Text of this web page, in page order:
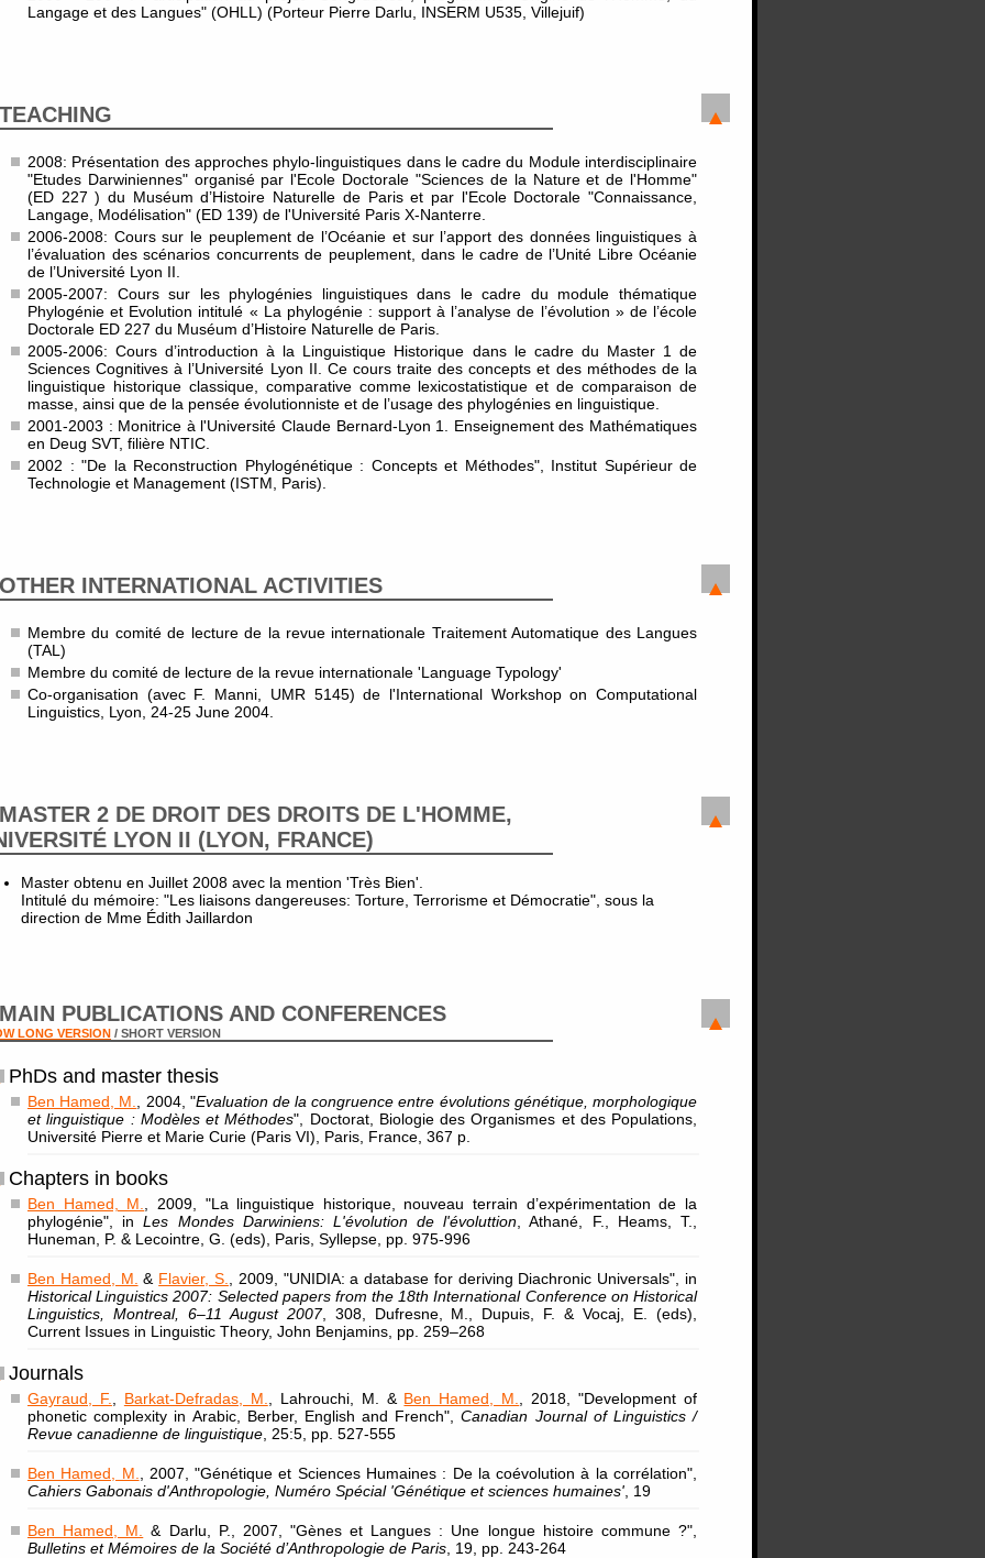
Langage et des Langues" (OHLL) (Porteur Pierre Darlu, INSERM U535, Villejuif)
TEACHING
2008: Présentation des approches phylo-linguistiques dans le cadre du Module interdisciplinaire
"Etudes Darwiniennes" organisé par l'Ecole Doctorale "Sciences de la Nature et de l'Homme"
(ED 227 ) du Muséum d’Histoire Naturelle de Paris et par l'Ecole Doctorale "Connaissance,
Langage, Modélisation" (ED 139) de l'Université Paris X-Nanterre.
2006-2008: Cours sur le peuplement de l’Océanie et sur l’apport des données linguistiques à
l’évaluation des scénarios concurrents de peuplement, dans le cadre de l’Unité Libre Océanie
de l’Université Lyon II.
2005-2007: Cours sur les phylogénies linguistiques dans le cadre du module thématique
Phylogénie et Evolution intitulé « La phylogénie : support à l’analyse de l’évolution » de l’école
Doctorale ED 227 du Muséum d’Histoire Naturelle de Paris.
2005-2006: Cours d’introduction à la Linguistique Historique dans le cadre du Master 1 de
Sciences Cognitives à l’Université Lyon II. Ce cours traite des concepts et des méthodes de la
linguistique historique classique, comparative comme lexicostatistique et de comparaison de
masse, ainsi que de la pensée évolutionniste et de l’usage des phylogénies en linguistique.
2001-2003 : Monitrice à l'Université Claude Bernard-Lyon 1. Enseignement des Mathématiques
en Deug SVT, filière NTIC.
2002 : "De la Reconstruction Phylogénétique : Concepts et Méthodes", Institut Supérieur de
Technologie et Management (ISTM, Paris).
OTHER INTERNATIONAL ACTIVITIES
Membre du comité de lecture de la revue internationale Traitement Automatique des Langues
(TAL)
Membre du comité de lecture de la revue internationale 'Language Typology'
Co-organisation (avec F. Manni, UMR 5145) de l'International Workshop on Computational
Linguistics, Lyon, 24-25 June 2004.
MASTER 2 DE DROIT DES DROITS DE L'HOMME,
LYON II (LYON, FRANCE)
Master obtenu en Juillet 2008 avec la mention 'Très Bien'.
Intitulé du mémoire: "Les liaisons dangereuses: Torture, Terrorisme et Démocratie", sous la
direction de Mme Édith Jaillardon
MAIN PUBLICATIONS AND CONFERENCES
LONG VERSION / SHORT VERSION
PhDs and master thesis
Ben Hamed, M. , 2004, "Evaluation de la congruence entre évolutions génétique, morphologique
et linguistique : Modèles et Méthodes", Doctorat, Biologie des Organismes et des Populations,
Université Pierre et Marie Curie (Paris VI), Paris, France, 367 p.
Chapters in books
Ben Hamed, M.
, 2009, "La linguistique historique, nouveau terrain d’expérimentation de la
phylogénie", inLes Mondes Darwiniens: L'évolution de l'évoluttion , Athané, F., Heams, T.,
Huneman, P. & Lecointre, G. (eds), Paris, Syllepse, pp. 975-996
Ben Hamed, M. & Flavier, S.
, 2009, "UNIDIA: a database for deriving Diachronic Universals", in
Historical Linguistics 2007: Selected papers from the 18th International Conference on Historical
Linguistics, Montreal, 6–11 August 2007, 308, Dufresne, M., Dupuis, F. & Vocaj, E. (eds),
Current Issues in Linguistic Theory, John Benjamins, pp. 259–268
Journals
Gayraud, F. Barkat-Defradas, M. , Lahrouchi, M. & Ben Hamed, M.
, 2018, "Development of
phonetic complexity in Arabic, Berber, English and French",Canadian Journal of Linguistics /
Revue canadienne de linguistique , 25:5, pp. 527-555
Ben Hamed, M.
, 2007, "Génétique et Sciences Humaines : De la coévolution à la corrélation",
Cahiers Gabonais d'Anthropologie, Numéro Spécial 'Génétique et sciences humaines' , 19
Ben Hamed, M.
& Darlu, P., 2007, "Gènes et Langues : Une longue histoire commune ?",
Bulletins et Mémoires de la Société d’Anthropologie de Paris , 19, pp. 243-264